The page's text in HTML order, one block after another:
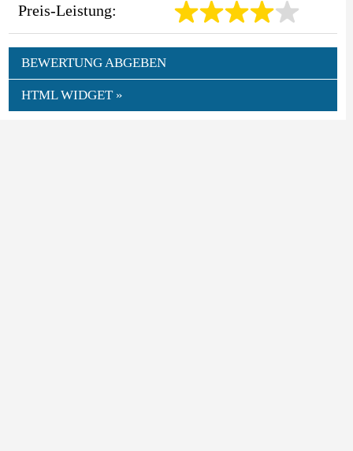
Preis-Leistung:
BEWERTUNG ABGEBEN
HTML WIDGET »